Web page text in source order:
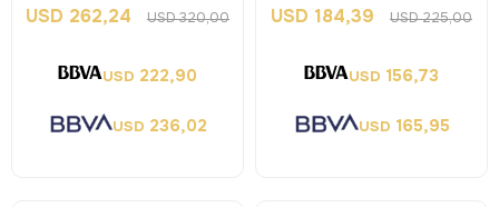
Lorena Canals
USD 262,24 USD320,00
USD 222,90
USD 236,02
Canals
USD 184,39 USD225,00
USD 156,73
USD 165,95